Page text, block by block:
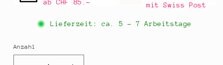
ab CHF 85.– mit Swiss Post
Lieferzeit: ca. 5 - 7 Arbeitstage
Anzahl
Anzahl